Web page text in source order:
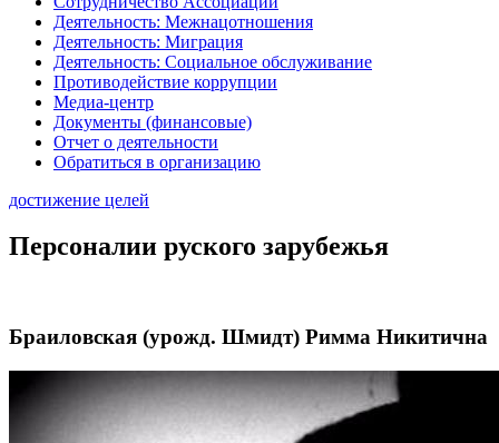
Деятельность: Межнацотношения
Деятельность: Миграция
Деятельность: Социальное обслуживание
Противодействие коррупции
Медиа-центр
Документы (финансовые)
Отчет о деятельности
Обратиться в организацию
достижение целей
Персоналии руского зарубежья
Браиловская (урожд. Шмидт) Римма Никитична